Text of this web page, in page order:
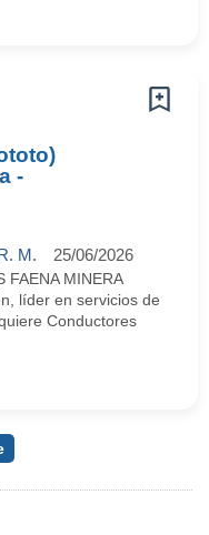
-
M. 25/06/2026
FAENA MINERA
líder en servicios de
Conductores